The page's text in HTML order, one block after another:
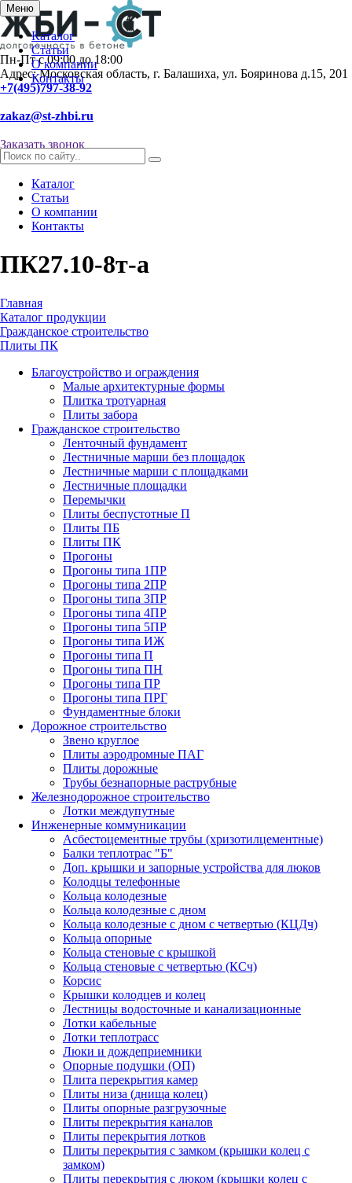
Меню
Каталог
Статьи
О компании
Контакты
Пн-Пт с 09:00 до 18:00
Адрес: Московская область, г. Балашиха, ул. Бояринова д.15, 201
+7(495)797-38-92
zakaz@st-zhbi.ru
Заказать звонок
Каталог
Статьи
О компании
Контакты
ПК27.10-8т-а
Главная
Каталог продукции
Гражданское строительство
Плиты ПК
Благоустройство и ограждения
Малые архитектурные формы
Плитка тротуарная
Плиты забора
Гражданское строительство
Ленточный фундамент
Лестничные марши без площадок
Лестничные марши с площадками
Лестничные площадки
Перемычки
Плиты беспустотные П
Плиты ПБ
Плиты ПК
Прогоны
Прогоны типа 1ПР
Прогоны типа 2ПР
Прогоны типа 3ПР
Прогоны типа 4ПР
Прогоны типа 5ПР
Прогоны типа ИЖ
Прогоны типа П
Прогоны типа ПН
Прогоны типа ПР
Прогоны типа ПРГ
Фундаментные блоки
Дорожное строительство
Звено круглое
Плиты аэродромные ПАГ
Плиты дорожные
Трубы безнапорные раструбные
Железнодорожное строительство
Лотки междупутные
Инженерные коммуникации
Асбестоцементные трубы (хризотилцементные)
Балки теплотрас "Б"
Доп. крышки и запорные устройства для люков
Колодцы телефонные
Кольца колодезные
Кольца колодезные с дном
Кольца колодезные с дном с четвертью (КЦДч)
Кольца опорные
Кольца стеновые с крышкой
Кольца стеновые с четвертью (КСч)
Корсис
Крышки колодцев и колец
Лестницы водосточные и канализационные
Лотки кабельные
Лотки теплотрасс
Люки и дождеприемники
Опорные подушки (ОП)
Плита перекрытия камер
Плиты низа (днища колец)
Плиты опорные разгрузочные
Плиты перекрытия каналов
Плиты перекрытия лотков
Плиты перекрытия с замком (крышки колец с
замком)
Плиты перекрытия с люком (крышки колец с